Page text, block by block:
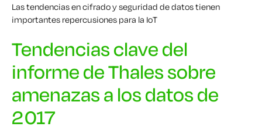
Las tendencias en cifrado y seguridad de datos tienen
importantes repercusiones para la IoT
Tendencias clave del
informe de Thales sobre
amenazas a los datos de
2017